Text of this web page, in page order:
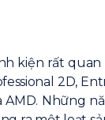
kiện rất
2D,
AMD. Những